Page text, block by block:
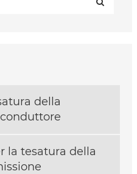
della
la tesatura della